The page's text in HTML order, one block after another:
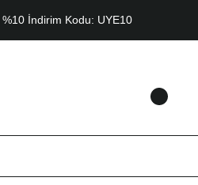
İndirim Kodu: UYE10